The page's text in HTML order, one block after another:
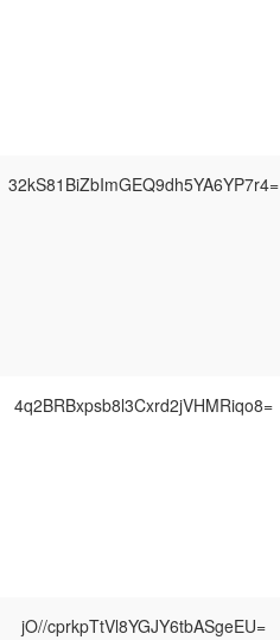
32kS81BiZbImGEQ9dh5YA6YP7r4=
4q2BRBxpsb8l3Cxrd2jVHMRiqo8=
jO//cprkpTtVl8YGJY6tbASgeEU=